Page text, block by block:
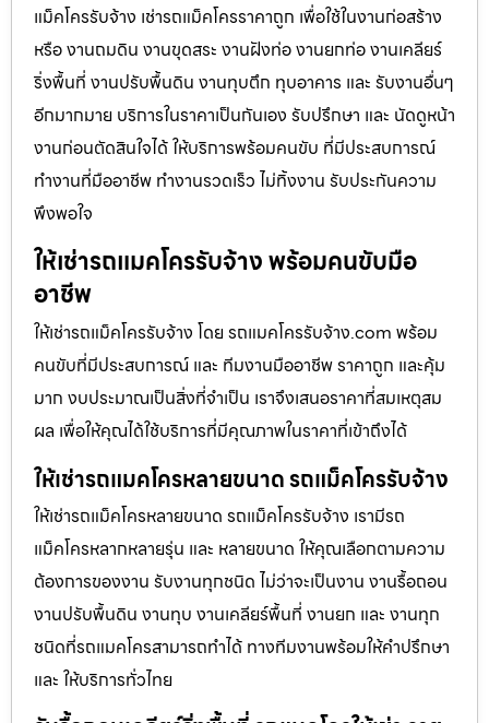
แม็คโครรับจ้าง เช่ารถแม็คโครราคาถูก เพื่อใช้ในงานก่อสร้าง
หรือ งานถมดิน งานขุดสระ งานฝังท่อ งานยกท่อ งานเคลียร์
ริ่งพื้นที่ งานปรับพื้นดิน งานทุบตึก ทุบอาคาร และ รับงานอื่นๆ
อีกมากมาย บริการในราคาเป็นกันเอง รับปรึกษา และ นัดดูหน้า
งานก่อนตัดสินใจได้ ให้บริการพร้อมคนขับ ที่มีประสบการณ์
ทำงานที่มืออาชีพ ทำงานรวดเร็ว ไม่ทิ้งงาน รับประกันความ
พึงพอใจ
ให้เช่ารถแมคโครรับจ้าง พร้อมคนขับมือ
อาชีพ
ให้เช่ารถแม็คโครรับจ้าง โดย รถแมคโครรับจ้าง.com พร้อม
คนขับที่มีประสบการณ์ และ ทีมงานมืออาชีพ ราคาถูก และคุ้ม
มาก งบประมาณเป็นสิ่งที่จำเป็น เราจึงเสนอราคาที่สมเหตุสม
ผล เพื่อให้คุณได้ใช้บริการที่มีคุณภาพในราคาที่เข้าถึงได้
ให้เช่ารถแมคโครหลายขนาด รถแม็คโครรับจ้าง
ให้เช่ารถแม็คโครหลายขนาด รถแม็คโครรับจ้าง เรามีรถ
แม็คโครหลากหลายรุ่น และ หลายขนาด ให้คุณเลือกตามความ
ต้องการของงาน รับงานทุกชนิด ไม่ว่าจะเป็นงาน งานรื้อถอน
งานปรับพื้นดิน งานทุบ งานเคลียร์พื้นที่ งานยก และ งานทุก
ชนิดที่รถแมคโครสามารถทำได้ ทางทีมงานพร้อมให้คำปรึกษา
และ ให้บริการทั่วไทย